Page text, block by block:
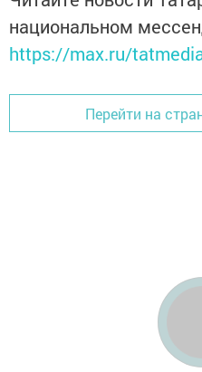
национальном
https://max.ru/
Перейти на